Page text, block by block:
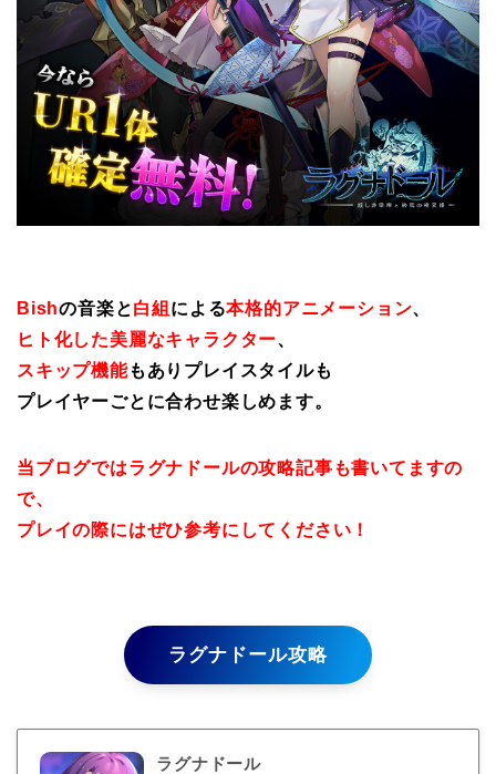
Bishの音楽と白組 による本格的アニメーション、
ヒト化した美麗なキャラクター、
スキップ機能もありプレイスタイルも
プレイヤーごとに合わせ楽しめます。
当ブログではラグナドールの攻略記事も書いてますの
で、
プレイの際にはぜひ参考にしてください！
ラグナドール攻略
ラグナドール